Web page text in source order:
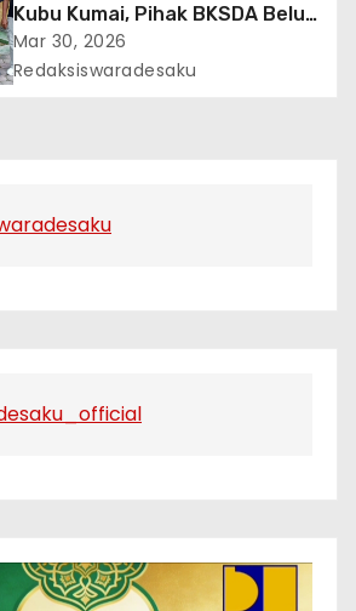
Kubu Kumai, Pihak BKSDA Belum
Bisa Berikan Tanggapannya
Mar 30, 2026
Redaksiswaradesaku